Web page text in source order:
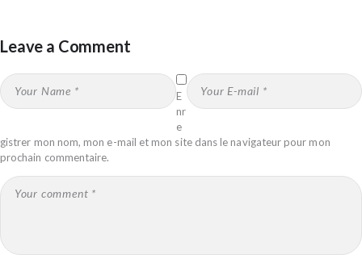
Leave a Comment
E
nr
e
gistrer mon nom, mon e-mail et mon site dans le navigateur pour mon
prochain commentaire.